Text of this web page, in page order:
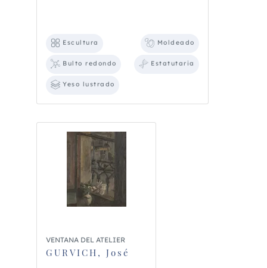
Escultura Moldeado
Bulto redondo Estatutaria
Yeso lustrado
VENTANA DEL ATELIER
GURVICH, José